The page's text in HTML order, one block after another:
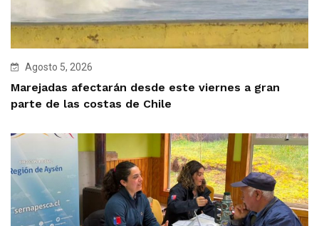
Agosto 5, 2026
Marejadas afectarán desde este viernes a gran
parte de las costas de Chile